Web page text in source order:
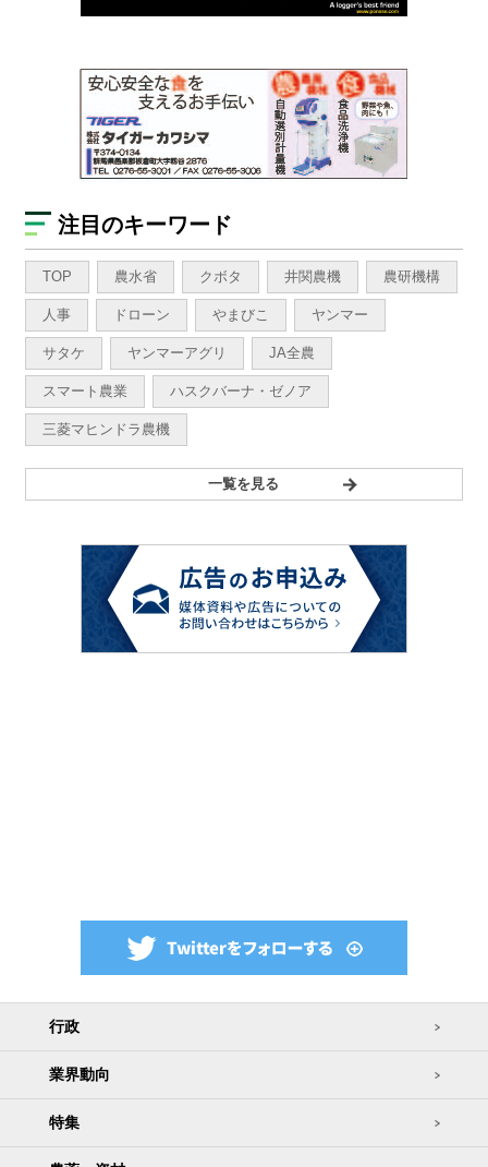
注目のキーワード
TOP 農水省 クボタ 井関農機 農研機構
人事 ドローン やまびこ ヤンマー
サタケ ヤンマーアグリ JA全農
スマート農業 ハスクバーナ・ゼノア
三菱マヒンドラ農機
一覧を見る
行政
業界動向
特集